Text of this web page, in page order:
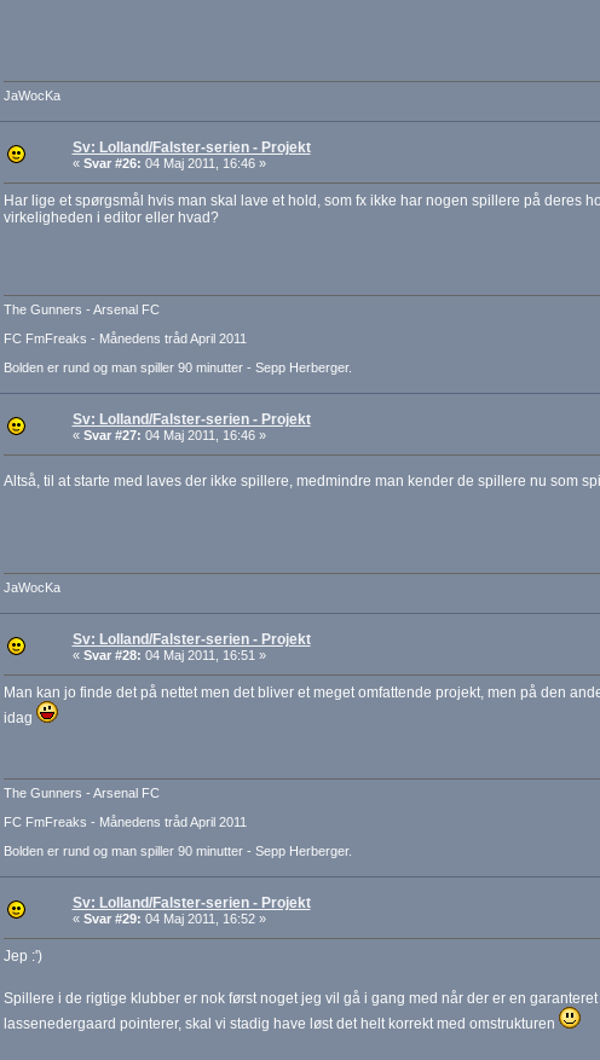
JaWocKa
Sv: Lolland/Falster-serien - Projekt
« Svar #26: 04 Maj 2011, 16:46 »
Har lige et spørgsmål hvis man skal lave et hold, som fx ikke har nogen spillere på deres
virkeligheden i editor eller hvad?
The Gunners - Arsenal FC
FC FmFreaks - Månedens tråd April 2011
Bolden er rund og man spiller 90 minutter - Sepp Herberger.
Sv: Lolland/Falster-serien - Projekt
« Svar #27: 04 Maj 2011, 16:46 »
Altså, til at starte med laves der ikke spillere, medmindre man kender de spillere nu som
JaWocKa
Sv: Lolland/Falster-serien - Projekt
« Svar #28: 04 Maj 2011, 16:51 »
Man kan jo finde det på nettet men det bliver et meget omfattende projekt, men på den
idag
The Gunners - Arsenal FC
FC FmFreaks - Månedens tråd April 2011
Bolden er rund og man spiller 90 minutter - Sepp Herberger.
Sv: Lolland/Falster-serien - Projekt
« Svar #29: 04 Maj 2011, 16:52 »
Jep :')
Spillere i de rigtige klubber er nok først noget jeg vil gå i gang med når der er en
lassenedergaard pointerer, skal vi stadig have løst det helt korrekt med omstrukturen